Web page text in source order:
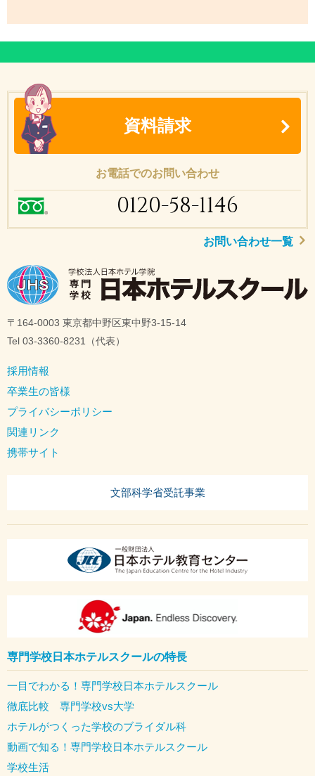
資料請求
お電話でのお問い合わせ
0120-58-1146
お問い合わせ一覧
〒164-0003 東京都中野区東中野3-15-14
Tel 03-3360-8231（代表）
採用情報
卒業生の皆様
プライバシーポリシー
関連リンク
携帯サイト
文部科学省受託事業
専門学校日本ホテルスクールの特長
一目でわかる！専門学校日本ホテルスクール
徹底比較 専門学校vs大学
ホテルがつくった学校のブライダル科
動画で知る！専門学校日本ホテルスクール
学校生活